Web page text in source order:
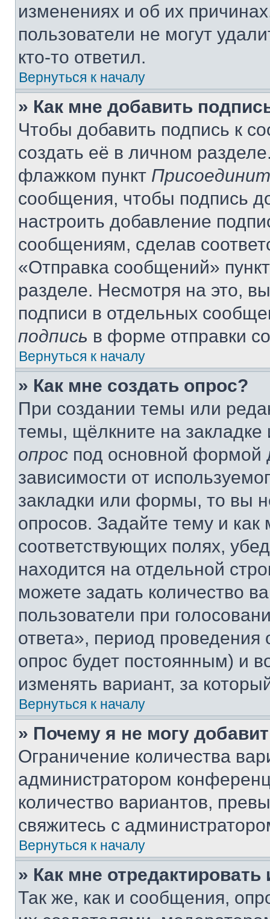
изменениях и об их
пользователи не могут
кто-то ответил.
Вернуться к началу
» Как мне добавить
Чтобы добавить подпись к
создать её в личном
флажком пункт
сообщения, чтобы подпись
настроить добавление
сообщениям, сделав
«Отправка сообщений»
разделе. Несмотря на это,
подписи в отдельных
подпись в форме отправки
Вернуться к началу
» Как мне создать опрос?
При создании темы или
темы, щёлкните на
опрос под основной формой
зависимости от
закладки или формы, то вы
опросов. Задайте тему и
соответствующих полях,
находится на отдельной
можете задать количество
пользователи при
ответа», период проведения
опрос будет постоянным) и
изменять вариант, за
Вернуться к началу
» Почему я не могу
Ограничение количества
администратором
количество вариантов,
свяжитесь с
Вернуться к началу
» Как мне
Так же, как и сообщения,